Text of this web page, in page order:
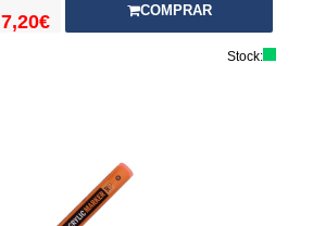
7,20€
COMPRAR
Stock: